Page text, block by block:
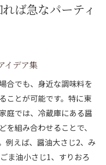
ば急なパーティ
イデア集
合でも、身近な調味料を
ことが可能です。特に東
庭では、冷蔵庫にある醤
組み合わせることで、
例えば、醤油大さじ2、み
ま油小さじ1、すりおろ